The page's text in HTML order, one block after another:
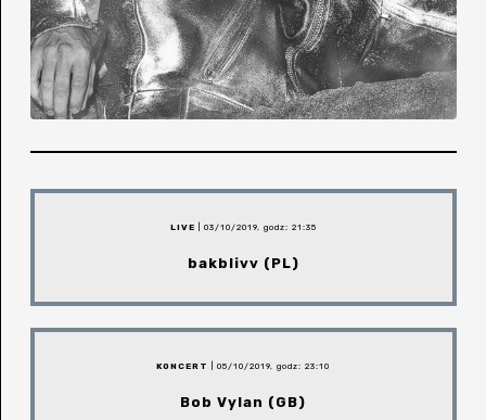
LIVE | 03/10/2019, godz: 21:35
bakblivv (PL)
KONCERT | 05/10/2019, godz: 23:10
Bob Vylan (GB)